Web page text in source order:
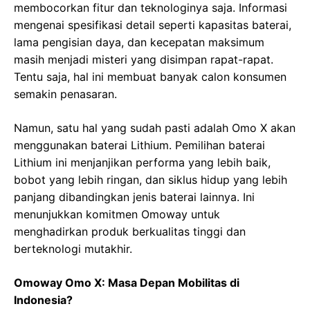
membocorkan fitur dan teknologinya saja. Informasi
mengenai spesifikasi detail seperti kapasitas baterai,
lama pengisian daya, dan kecepatan maksimum
masih menjadi misteri yang disimpan rapat-rapat.
Tentu saja, hal ini membuat banyak calon konsumen
semakin penasaran.
Namun, satu hal yang sudah pasti adalah Omo X akan
menggunakan baterai Lithium. Pemilihan baterai
Lithium ini menjanjikan performa yang lebih baik,
bobot yang lebih ringan, dan siklus hidup yang lebih
panjang dibandingkan jenis baterai lainnya. Ini
menunjukkan komitmen Omoway untuk
menghadirkan produk berkualitas tinggi dan
berteknologi mutakhir.
Omoway Omo X: Masa Depan Mobilitas di
Indonesia?